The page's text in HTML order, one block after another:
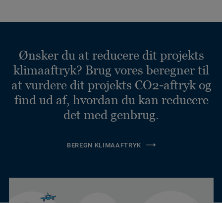
Ønsker du at reducere dit projekts
klimaaftryk? Brug vores beregner til
at vurdere dit projekts CO2-aftryk og
find ud af, hvordan du kan reducere
det med genbrug.
BEREGN KLIMAAFTRYK